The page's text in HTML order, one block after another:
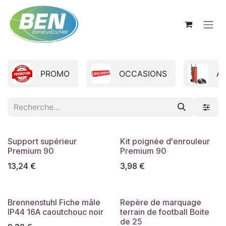
Se rendre au contenu
PROMO OCCASIONS
Support supérieur
Premium 90
13,24 €
Kit poignée d'enrouleur
Premium 90
3,98 €
Brennenstuhl Fiche mâle
IP44 16A caoutchouc noir
Repère de marquage
terrain de football Boite
de 25